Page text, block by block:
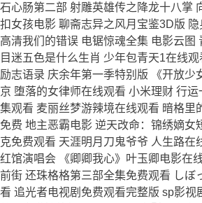
石心肠第二部 射雕英雄传之降龙十八掌
扣女孩电影 聊斋志异之风月宝鉴3D版
高清我们的错误 电锯惊魂全集 电影云图
目迷五色是什么生肖 少年包青天1在线
励志语录 庆余年第一季特别版 《开放少
京 堕落的女律师在线观看 小米理财 行
集观看 麦丽丝梦游辣境在线观看 暗格里
免费 地主恶霸电影 逆天改命：锦绣嫡女
克免费观看 天涯明月刀鬼爷爷 人生路在
红馆演唱会 《卿卿我心》叶玉卿电影在
前街 还珠格格第三部全集免费观看 しぼ
看 追光者电视剧免费观看完整版 sp影视